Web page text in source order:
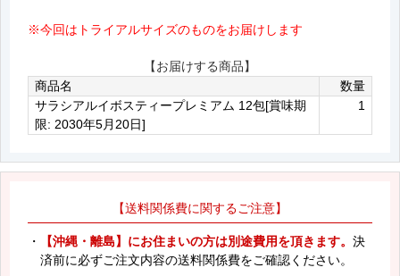
※今回はトライアルサイズのものをお届けします
【お届けする商品】
商品名
数量
サラシアルイボスティープレミアム 12包[賞味期
限: 2030年5月20日]
1
【送料関係費に関するご注意】
・ 【沖縄・離島】にお住まいの方は別途費用を頂きます。 決
済前に必ずご注文内容の送料関係費をご確認ください。